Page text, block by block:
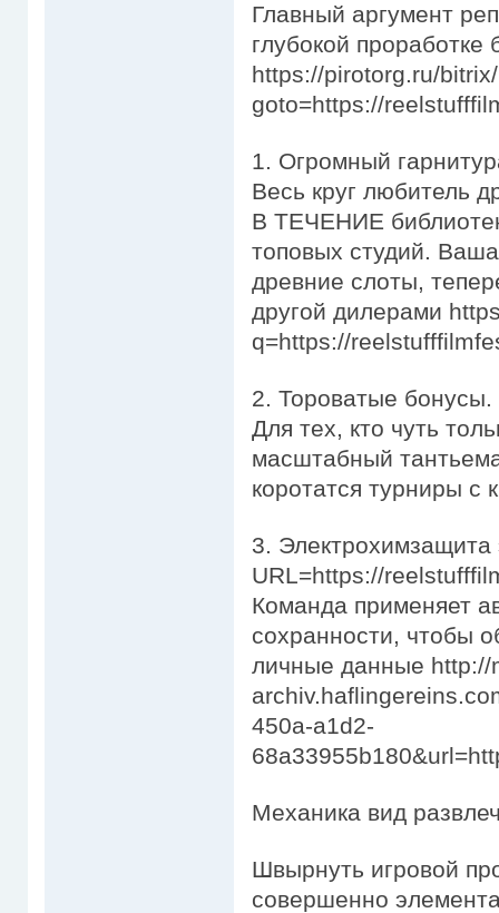
Главный аргумент
глубокой проработке
https://pirotorg.ru/
goto=https://
1. Огромный
Весь круг любитель
В ТЕЧЕНИЕ
топовых студий.
древние слоты,
другой дилерами
q=https://
2. Тороватые бонусы.
Для тех, кто чуть
масштабный
коротатся турниры с
3.
URL=https://
Команда применяет
сохранности, чтобы
личные данные http://
450a-a1d2-
Механика вид
Швырнуть игровой
совершенно